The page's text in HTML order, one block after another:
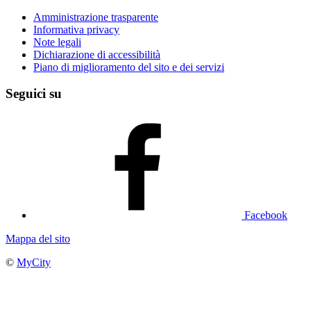
Amministrazione trasparente
Informativa privacy
Note legali
Dichiarazione di accessibilità
Piano di miglioramento del sito e dei servizi
Seguici su
Facebook
Mappa del sito
© MyCity